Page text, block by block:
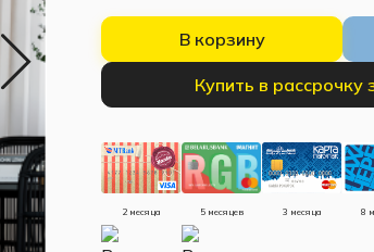
В корзину
Купить в рассрочку
2 месяца 5 месяцев 3 месяца 8